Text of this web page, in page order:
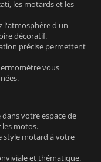
les motards et les
l'atmosphère d'un
décoratif.
précise permettent
vous
votre espace de
motos.
style motard à votre
et thématique.